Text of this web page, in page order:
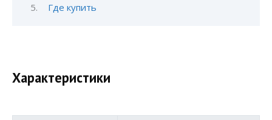
Где купить
Характеристики